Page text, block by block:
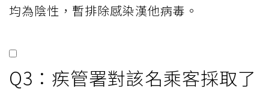
均為陰性，暫排除感染漢他病毒。
Q3：疾管署對該名乘客採取了